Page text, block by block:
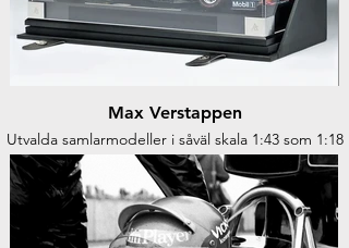
Max Verstappen
Utvalda samlarmodeller i såväl skala 1:43 som 1:18
som körts av Max Verstappen